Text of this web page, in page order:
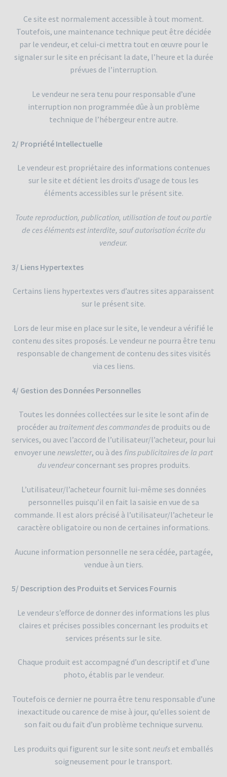
Ce site est normalement accessible à tout moment.
Toutefois, une maintenance technique peut être décidée
par le vendeur, et celui-ci mettra tout en œuvre pour le
signaler sur le site en précisant la date, l’heure et la durée
prévues de l’interruption.
Le vendeur ne sera tenu pour responsable d’une
interruption non programmée dûe à un problème
technique de l’hébergeur entre autre.
2/ Propriété Intellectuelle
Le vendeur est propriétaire des informations contenues
sur le site et détient les droits d’usage de tous les
éléments accessibles sur le présent site.
Toute reproduction, publication, utilisation de tout ou partie
de ces éléments est interdite, sauf autorisation écrite du
vendeur.
3/ Liens Hypertextes
Certains liens hypertextes vers d’autres sites apparaissent
sur le présent site.
Lors de leur mise en place sur le site, le vendeur a vérifié le
contenu des sites proposés. Le vendeur ne pourra être tenu
responsable de changement de contenu des sites visités
via ces liens.
4/ Gestion des Données Personnelles
Toutes les données collectées sur le site le sont afin de
procéder au traitement des commandes de produits ou de
services, ou avec l’accord de l’utilisateur/l’acheteur, pour lui
envoyer une newsletter, ou à des finspublicitaires de la part
du vendeurconcernant ses propres produits.
L’utilisateur/l’acheteur fournit lui-même ses données
personnelles puisqu’il en fait la saisie en vue de sa
commande. Il est alors précisé à l’utilisateur/l’acheteur le
caractère obligatoire ou non de certaines informations.
Aucune information personnelle ne sera cédée, partagée,
vendue à un tiers.
5/ Description des Produits et Services Fournis
Le vendeur s’efforce de donner des informations les plus
claires et précises possibles concernant les produits et
services présents sur le site.
Chaque produit est accompagné d’un descriptif et d’une
photo, établis par le vendeur.
Toutefois ce dernier ne pourra être tenu responsable d’une
inexactitude ou carence de mise à jour, qu’elles soient de
son fait ou du fait d’un problème technique survenu.
Les produits qui figurent sur le site sont neufs et emballés
soigneusement pour le transport.